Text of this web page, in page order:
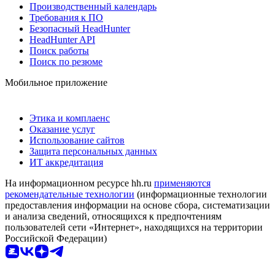
Производственный календарь
Требования к ПО
Безопасный HeadHunter
HeadHunter API
Поиск работы
Поиск по резюме
Мобильное приложение
Этика и комплаенс
Оказание услуг
Использование сайтов
Защита персональных данных
ИТ аккредитация
На информационном ресурсе hh.ru применяются
рекомендательные технологии (информационные технологии
предоставления информации на основе сбора, систематизации
и анализа сведений, относящихся к предпочтениям
пользователей сети «Интернет», находящихся на территории
Российской Федерации)